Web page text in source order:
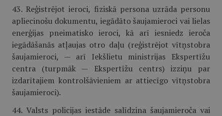
43. Reģistrējot ieroci, fiziskā persona uzrāda personu
apliecinošu dokumentu, iegādāto šaujamieroci vai lielas
enerģijas pneimatisko ieroci, kā arī iesniedz ieroča
iegādāšanās atļaujas otro daļu (reģistrējot vītņstobra
šaujamieroci, — arī Iekšlietu ministrijas Ekspertīžu
centra (turpmāk — Ekspertīžu centrs) izziņu par
izdarītajiem kontrolšāvieniem ar attiecīgo vītņstobra
šaujamieroci).
44. Valsts policijas iestāde salīdzina šaujamieroča vai